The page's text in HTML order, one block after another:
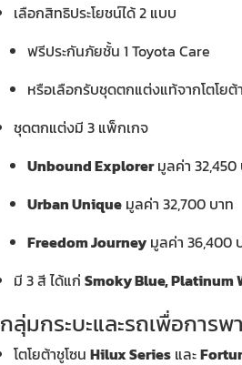
เลือกสิทธิประโยชน์ได้ 2 แบบ
ฟรีประกันภัยชั้น 1 Toyota Care
หรือเลือกรับชุดตกแต่งแท้จากโตโยต้า
ชุดตกแต่งมี 3 แพ็กเกจ
Unbound Explorerมูลค่า 32,450
Urban Unique มูลค่า 32,700 บาท
Freedom Journey มูลค่า 36,400
มี 3 สี ได้แก่ Smoky Blue, Platinum
กลุ่มกระบะและรถเพื่อการ
โตโยต้าชูโซน Hilux Series และ